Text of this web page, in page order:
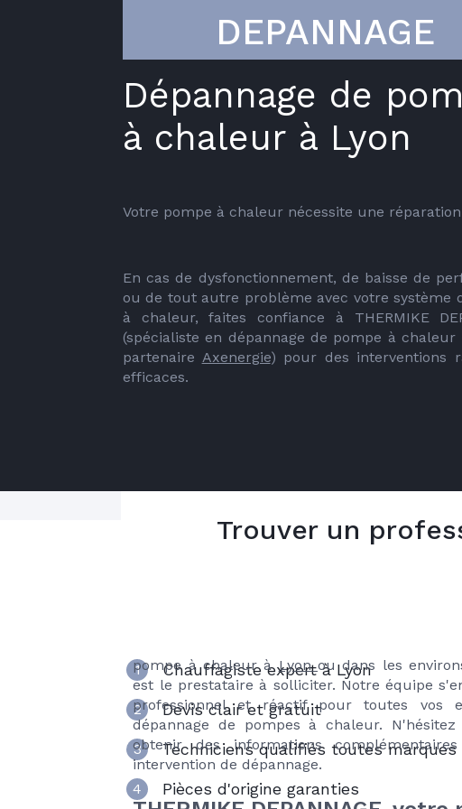
DEPANNAGE
Dépannage de
à chaleur à Lyon
Votre pompe à chaleur nécessite une
En cas de dysfonctionnement, de baisse de
ou de tout autre problème avec votre système
à chaleur, faites confiance à THERMIKE
(spécialiste en dépannage de pompe à chaleur
partenaire Axenergie) pour des interventions
efficaces.
pompe à chaleur àLyonou dans les
est le prestataire à solliciter. Notre équipe
professionnel et réactif pour toutes vos
dépannage de pompes à chaleur.
obtenir des informations
intervention de dépannage.
Trouver un
1 Chauffagiste expert à Lyon
2 Devis clair et gratuit
3 Techniciens qualifiés toutes marques
4 Pièces d'origine garanties